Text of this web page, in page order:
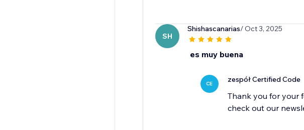
SH
Shishascanarias/ Oct 3, 2025
es muy buena
CE zespół Certified Code
Thank you for your
check out our